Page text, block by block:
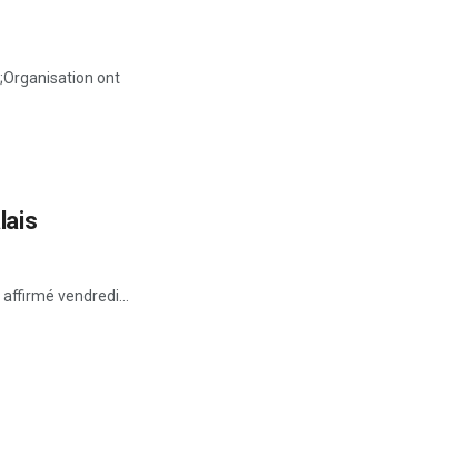
ont
vendredi...